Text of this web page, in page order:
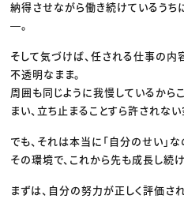
納得させながら働き続けているうち
―。
そして気づけば、任される仕事の内
不透明なまま。
周囲も同じように我慢しているから
まい、立ち止まることすら許されな
でも、それは本当に「自分のせい」な
その環境で、これから先も成長し続
まずは、自分の努力が正しく評価さ